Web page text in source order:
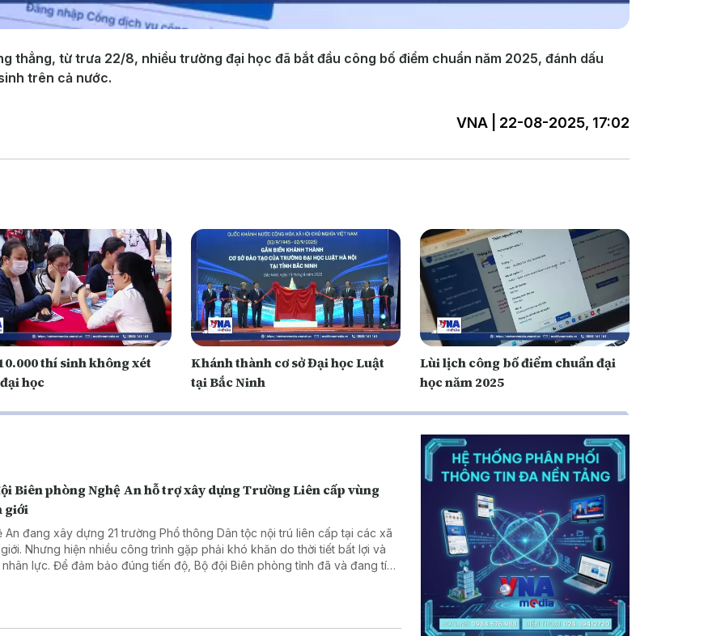
thẳng, từ trưa 22/8, nhiều trường đại học đã bắt đầu công bố điểm chuẩn năm 2025, đánh dấu
trên cả nước.
VNA | 22-08-2025, 17:02
thí sinh không xét
học
Khánh thành cơ sở Đại học Luật
tại Bắc Ninh
Lùi lịch công bố điểm chuẩn đại
học năm 2025
Biên phòng Nghệ An hỗ trợ xây dựng Trường Liên cấp vùng
giới
An đang xây dựng 21 trường Phổ thông Dân tộc nội trú liên cấp tại các xã
Nhưng hiện nhiều công trình gặp phải khó khăn do thời tiết bất lợi và
nhân lực. Để đảm bảo đúng tiến độ, Bộ đội Biên phòng tỉnh đã và đang tích